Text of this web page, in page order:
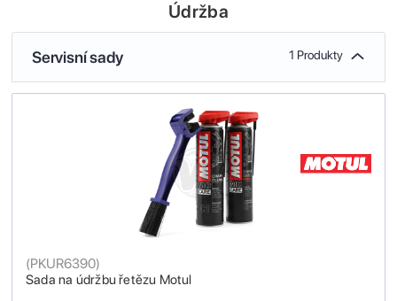
Údržba
Servisní sady 1 Produkty
Sada na údržbu řetězu Motul
(PKUR6390)